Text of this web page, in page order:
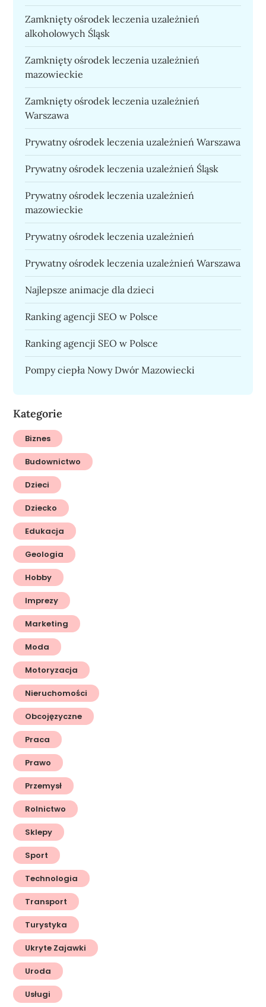
Zamknięty ośrodek leczenia uzależnień
alkoholowych Śląsk
Zamknięty ośrodek leczenia uzależnień
mazowieckie
Zamknięty ośrodek leczenia uzależnień
Warszawa
Prywatny ośrodek leczenia uzależnień Warszawa
Prywatny ośrodek leczenia uzależnień Śląsk
Prywatny ośrodek leczenia uzależnień
mazowieckie
Prywatny ośrodek leczenia uzależnień
Prywatny ośrodek leczenia uzależnień Warszawa
Najlepsze animacje dla dzieci
Ranking agencji SEO w Polsce
Ranking agencji SEO w Polsce
Pompy ciepła Nowy Dwór Mazowiecki
Kategorie
Biznes
Budownictwo
Dzieci
Dziecko
Edukacja
Geologia
Hobby
Imprezy
Marketing
Moda
Motoryzacja
Nieruchomości
Obcojęzyczne
Praca
Prawo
Przemysł
Rolnictwo
Sklepy
Sport
Technologia
Transport
Turystyka
Ukryte Zajawki
Uroda
Usługi